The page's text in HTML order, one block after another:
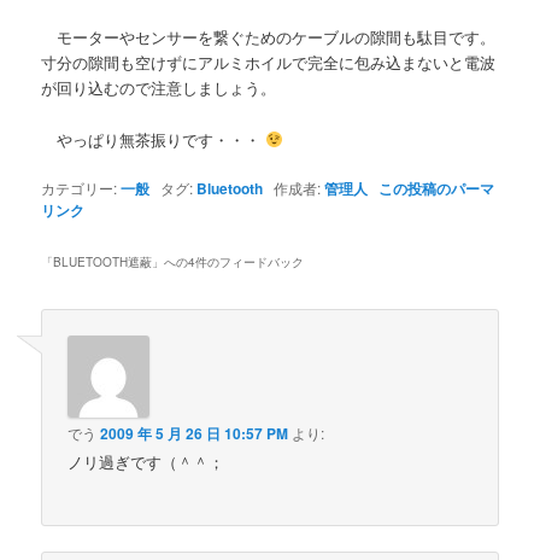
モーターやセンサーを繋ぐためのケーブルの隙間も駄目です。
寸分の隙間も空けずにアルミホイルで完全に包み込まないと電波
が回り込むので注意しましょう。
やっぱり無茶振りです・・・
カテゴリー:一般 タグ: Bluetooth 作成者:管理人
この投稿のパーマ
リンク
「BLUETOOTH遮蔽 」への4件のフィードバック
でう 2009 年 5 月 26 日 10:57 PM より:
ノリ過ぎです（＾＾；